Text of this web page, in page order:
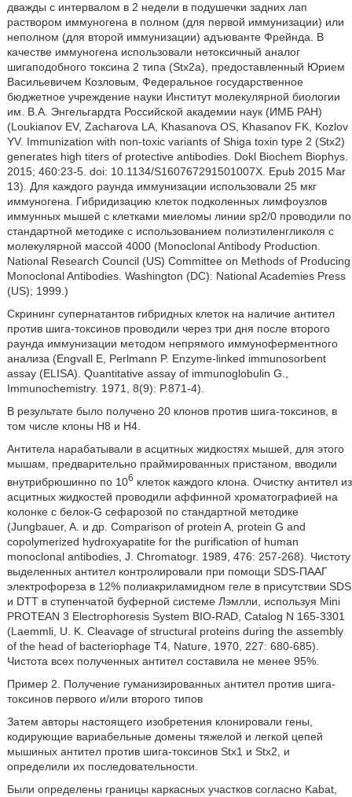
дважды с интервалом в 2 недели в подушечки задних лап
раствором иммуногена в полном (для первой иммунизации) или
неполном (для второй иммунизации) адъюванте Фрейнда. В
качестве иммуногена использовали нетоксичный аналог
шигаподобного токсина 2 типа (Stx2a), предоставленный Юрием
Васильевичем Козловым, Федеральное государственное
бюджетное учреждение науки Институт молекулярной биологии
им. В.А. Энгельгардта Российской академии наук (ИМБ РАН)
(Loukianov EV, Zacharova LA, Khasanova OS, Khasanov FK, Kozlov
YV. Immunization with non-toxic variants of Shiga toxin type 2 (Stx2)
generates high titers of protective antibodies. Dokl Biochem Biophys.
2015; 460:23-5. doi: 10.1134/S160767291501007X. Epub 2015 Mar
13). Для каждого раунда иммунизации использовали 25 мкг
иммуногена. Гибридизацию клеток подколенных лимфоузлов
иммунных мышей с клетками миеломы линии sp2/0 проводили по
стандартной методике с использованием полиэтиленгликоля с
молекулярной массой 4000 (Monoclonal Antibody Production.
National Research Council (US) Committee on Methods of Producing
Monoclonal Antibodies. Washington (DC): National Academies Press
(US); 1999.)
Скрининг супернатантов гибридных клеток на наличие антител
против шига-токсинов проводили через три дня после второго
раунда иммунизации методом непрямого иммуноферментного
анализа (Engvall E, Perlmann P. Enzyme-linked immunosorbent
assay (ELISA). Quantitative assay of immunoglobulin G.,
Immunochemistry. 1971, 8(9): P.871-4).
В результате было получено 20 клонов против шига-токсинов, в
том числе клоны Н8 и Н4.
Антитела нарабатывали в асцитных жидкостях мышей, для этого
мышам, предварительно праймированных пристаном, вводили
внутрибрюшинно по 106 клеток каждого клона. Очистку антител из
асцитных жидкостей проводили аффинной хроматографией на
колонке с белок-G сефарозой по стандартной методике
(Jungbauer, A. и др. Comparison of protein A, protein G and
copolymerized hydroxyapatite for the purification of human
monoclonal antibodies, J. Chromatogr. 1989, 476: 257-268). Чистоту
выделенных антител контролировали при помощи SDS-ПААГ
электрофореза в 12% полиакриламидном геле в присутствии SDS
и DTT в ступенчатой буферной системе Лэмлли, используя Mini
PROTEAN 3 Electrophoresis System BIO-RAD, Catalog N 165-3301
(Laemmli, U. K. Cleavage of structural proteins during the assembly
of the head of bacteriophage T4, Nature, 1970, 227: 680-685).
Чистота всех полученных антител составила не менее 95%.
Пример 2. Получение гуманизированных антител против шига-
токсинов первого и/или второго типов
Затем авторы настоящего изобретения клонировали гены,
кодирующие вариабельные домены тяжелой и легкой цепей
мышиных антител против шига-токсинов Stx1 и Stx2, и
определили их последовательности.
Были определены границы каркасных участков согласно Kabat,